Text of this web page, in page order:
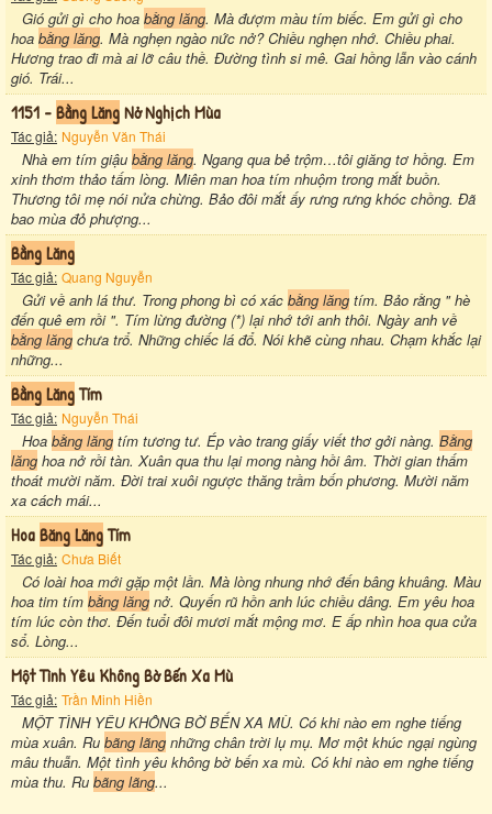
Gió gửi gì cho hoa bằng lăng. Mà đượm màu tím biếc. Em gửi gì cho
hoa bằng lăng. Mà nghẹn ngào nức nở? Chiều nghẹn nhớ. Chiều phai.
Hương trao đi mà ai lỡ câu thề. Đường tình si mê. Gai hồng lẫn vào cánh
gió. Trái...
1151 -Bằng LăngNở Nghịch Mùa
Tác giả: Nguyễn Văn Thái
Nhà em tím giậu bằng lăng. Ngang qua bẻ trộm…tôi giăng tơ hồng. Em
xinh thơm thảo tấm lòng. Miên man hoa tím nhuộm trong mắt buồn.
Thương tôi mẹ nói nửa chừng. Bảo đôi mắt ấy rưng rưng khóc chồng. Đã
bao mùa đỏ phượng...
Bằng Lăng
Tác giả: Quang Nguyễn
Gửi về anh lá thư. Trong phong bì có xác bằng lăng tím. Bảo rằng " hè
đến quê em rồi ". Tím lừng đường (*) lại nhớ tới anh thôi. Ngày anh về
bằng lăng chưa trổ. Những chiếc lá đổ. Nói khẽ cùng nhau. Chạm khắc lại
những...
Bằng LăngTím
Tác giả: Nguyễn Thái
Hoa bằng lăng tím tương tư. Ép vào trang giấy viết thơ gởi nàng. Bằng
lăng hoa nở rồi tàn. Xuân qua thu lại mong nàng hồi âm. Thời gian thấm
thoát mười năm. Đời trai xuôi ngược thăng trầm bốn phương. Mười năm
xa cách mái...
HoaBăng LăngTím
Tác giả: Chưa Biết
Có loài hoa mới gặp một lần. Mà lòng nhung nhớ đến bâng khuâng. Màu
hoa tim tím bằng lăng nở. Quyến rũ hồn anh lúc chiều dâng. Em yêu hoa
tím lúc còn thơ. Đến tuổi đôi mươi mắt mộng mơ. E ấp nhìn hoa qua cửa
sổ. Lòng...
Một Tình Yêu Không Bờ Bến Xa Mù
Tác giả: Trần Minh Hiền
MỘT TÌNH YÊU KHÔNG BỜ BẾN XA MÙ. Có khi nào em nghe tiếng
mùa xuân. Ru bãng lãng những chân trời lụ mụ. Mơ một khúc ngại ngùng
mâu thuẫn. Một tình yêu không bờ bến xa mù. Có khi nào em nghe tiếng
mùa thu. Ru bãng lãng...